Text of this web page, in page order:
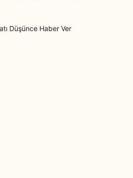
Düşünce Haber Ver